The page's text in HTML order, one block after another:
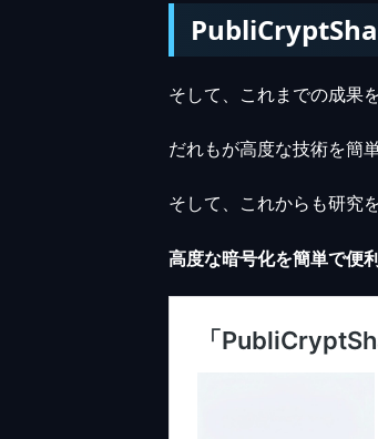
そして、これまでの成果
だれもが高度な技術を簡
そして、これからも研究
高度な暗号化を簡単で便